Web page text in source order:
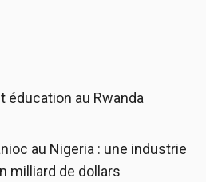
éducation au Rwanda
au Nigeria : une industrie
milliard de dollars